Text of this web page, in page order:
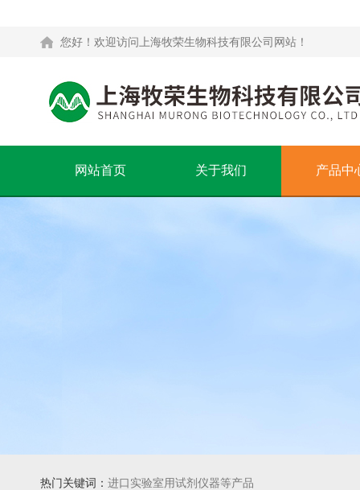
您好！欢迎访问上海牧荣生物科技有限公司网站！
网站首页 关于我们 产品中
热门关键词： 进口实验室用试剂仪器等产品